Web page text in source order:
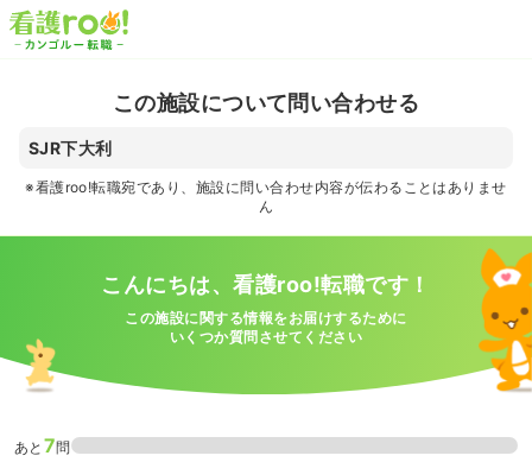
この施設について問い合わせる
SJR下大利
※看護roo!転職宛であり、施設に問い合わせ内容が伝わることはありませ
ん
こんにちは、看護roo!転職です！
この施設に関する情報をお届けするために
いくつか質問させてください
あと 7問